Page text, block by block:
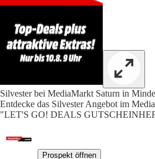
Silvester bei MediaMarkt Saturn in
Entdecke das Silvester Angebot im
"LET'S GO! DEALS
Prospekt öffnen